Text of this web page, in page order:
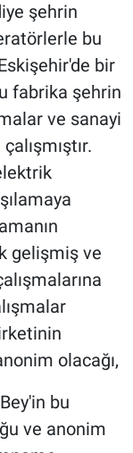
şehrin
bu
bir
fabrika şehrin
ve sanayi
gelişmiş ve
olacağı,
bu
ve anonim